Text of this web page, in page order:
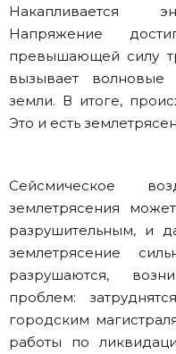
Накапливается
Напряжение
превышающей силу
вызывает волновые
земли. В итоге,
Это и есть
Сейсмическое
землетрясения
разрушительным, и
землетрясение
разрушаются,
проблем:
городским
работы по